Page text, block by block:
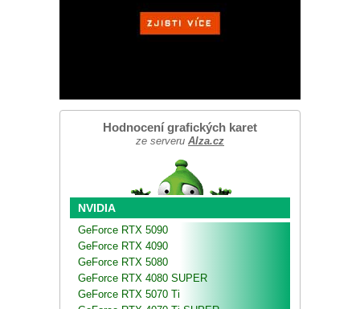
Hodnocení grafických karet
ze serveru Alza.cz
NVIDIA
GeForce RTX 5090
GeForce RTX 4090
GeForce RTX 5080
GeForce RTX 4080 SUPER
GeForce RTX 5070 Ti